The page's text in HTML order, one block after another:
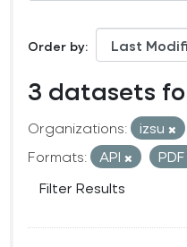
Order by
3 datasets
Organizations: izsu
Formats:
API
PDF
Filter Results